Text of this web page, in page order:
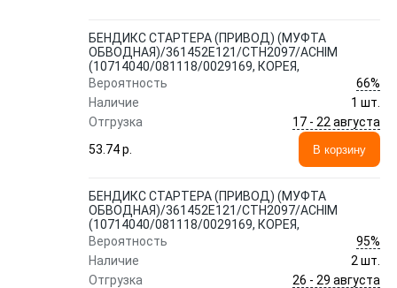
БЕНДИКС СТАРТЕРА (ПРИВОД) (МУФТА
ОБВОДНАЯ)/361452E121/CTH2097/ACHIM
(10714040/081118/0029169, КОРЕЯ,
Вероятность
66%
Наличие
1 шт.
Отгрузка
17 - 22 августа
53.74 p.
В корзину
БЕНДИКС СТАРТЕРА (ПРИВОД) (МУФТА
ОБВОДНАЯ)/361452E121/CTH2097/ACHIM
(10714040/081118/0029169, КОРЕЯ,
Вероятность
95%
Наличие
2 шт.
Отгрузка
26 - 29 августа